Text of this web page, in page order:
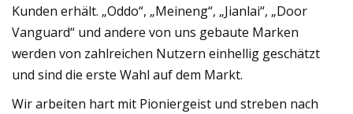
Kunden erhält. „Oddo“, „Meineng“, „Jianlai“, „Door
Vanguard“ und andere von uns gebaute Marken
werden von zahlreichen Nutzern einhellig geschätzt
und sind die erste Wahl auf dem Markt.
Wir arbeiten hart mit Pioniergeist und streben nach